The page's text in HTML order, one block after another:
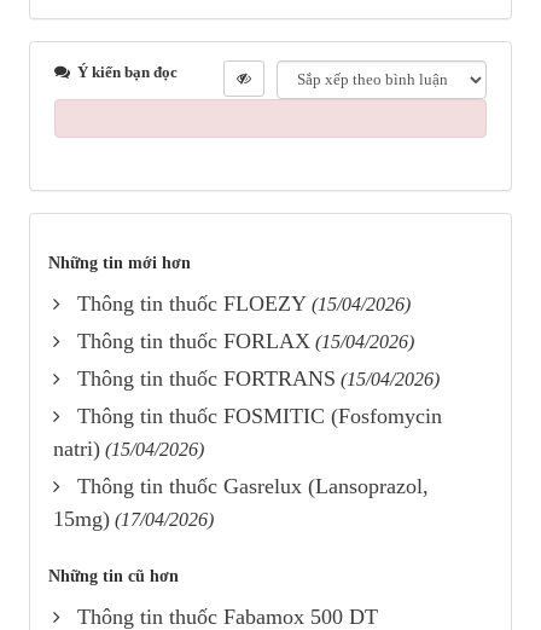
Ý kiến bạn đọc
Những tin mới hơn
Thông tin thuốc FLOEZY (15/04/2026)
Thông tin thuốc FORLAX (15/04/2026)
Thông tin thuốc FORTRANS (15/04/2026)
Thông tin thuốc FOSMITIC (Fosfomycin
natri) (15/04/2026)
Thông tin thuốc Gasrelux (Lansoprazol,
15mg) (17/04/2026)
Những tin cũ hơn
Thông tin thuốc Fabamox 500 DT